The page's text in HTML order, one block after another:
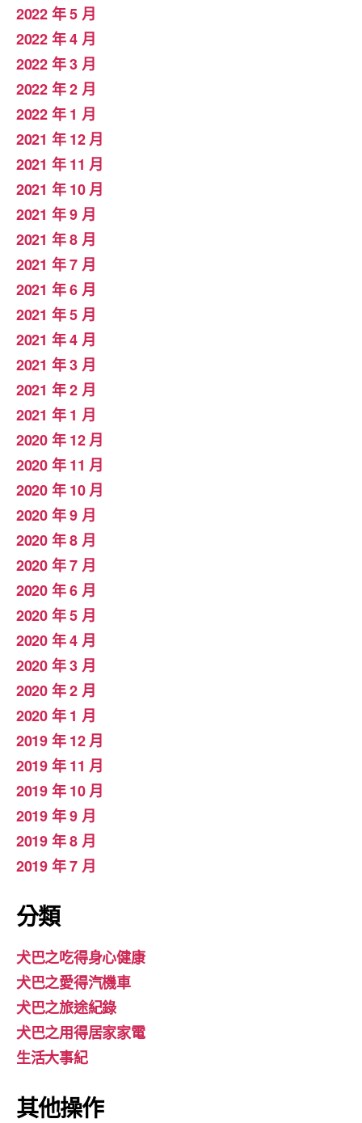
2022 年 5 月
2022 年 4 月
2022 年 3 月
2022 年 2 月
2022 年 1 月
2021 年 12 月
2021 年 11 月
2021 年 10 月
2021 年 9 月
2021 年 8 月
2021 年 7 月
2021 年 6 月
2021 年 5 月
2021 年 4 月
2021 年 3 月
2021 年 2 月
2021 年 1 月
2020 年 12 月
2020 年 11 月
2020 年 10 月
2020 年 9 月
2020 年 8 月
2020 年 7 月
2020 年 6 月
2020 年 5 月
2020 年 4 月
2020 年 3 月
2020 年 2 月
2020 年 1 月
2019 年 12 月
2019 年 11 月
2019 年 10 月
2019 年 9 月
2019 年 8 月
2019 年 7 月
分類
犬巴之吃得身心健康
犬巴之愛得汽機車
犬巴之旅途紀錄
犬巴之用得居家家電
生活大事紀
其他操作